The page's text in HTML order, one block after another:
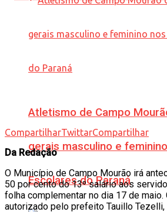
Atletismo de Campo
gerais masculino e
Escolares do Paraná
CompartilharTwittarCompartilhar
Da Redação
O Município de Campo Mourão irá
50 por cento do 13º salário aos
folha complementar no dia 17 de maio.
autorizado pelo prefeito Tauillo Tezelli,